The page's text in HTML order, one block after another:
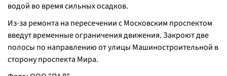
водой во время сильных осадков.
Из-за ремонта на пересечении с Московским проспектом
введут временные ограничения движения. Закроют две
полосы по направлению от улицы Машиностроительной в
сторону проспекта Мира.